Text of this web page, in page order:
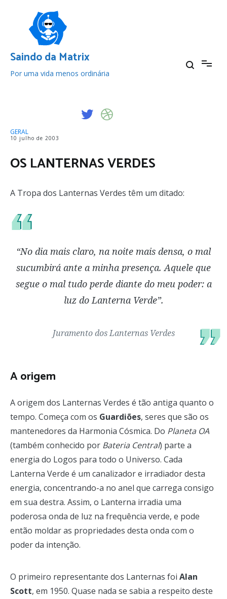
conteúdo
Saindo da Matrix
Por uma vida menos ordinária
GERAL
10 julho de 2003
OS LANTERNAS VERDES
A Tropa dos Lanternas Verdes têm um ditado:
“No dia mais claro, na noite mais densa, o mal
sucumbirá ante a minha presença. Aquele que
segue o mal tudo perde diante do meu poder: a
luz do Lanterna Verde”.
Juramento dos Lanternas Verdes
A origem
A origem dos Lanternas Verdes é tão antiga quanto o
tempo. Começa com os Guardiões, seres que são os
mantenedores da Harmonia Cósmica. Do Planeta OA
(também conhecido por Bateria Central) parte a
energia do Logos para todo o Universo. Cada
Lanterna Verde é um canalizador e irradiador desta
energia, concentrando-a no anel que carrega consigo
em sua destra. Assim, o Lanterna irradia uma
poderosa onda de luz na frequência verde, e pode
então moldar as propriedades desta onda com o
poder da intenção.
O primeiro representante dos Lanternas foi Alan
Scott, em 1950. Quase nada se sabia a respeito deste